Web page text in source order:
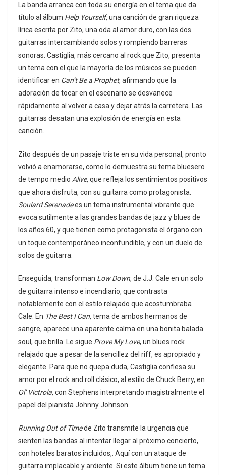
La banda arranca con toda su energía en el tema que da
título al álbum Help Yourself, una canción de gran riqueza
lírica escrita por Zito, una oda al amor duro, con las dos
guitarras intercambiando solos y rompiendo barreras
sonoras. Castiglia, más cercano al rock que Zito, presenta
un tema con el que la mayoría de los músicos se pueden
identificar en Can’t Be a Prophet, afirmando que la
adoración de tocar en el escenario se desvanece
rápidamente al volver a casa y dejar atrás la carretera. Las
guitarras desatan una explosión de energía en esta
canción.
Zito después de un pasaje triste en su vida personal, pronto
volvió a enamorarse, como lo demuestra su tema bluesero
de tempo medio Alive, que refleja los sentimientos positivos
que ahora disfruta, con su guitarra como protagonista.
Soulard Serenadees un tema instrumental vibrante que
evoca sutilmente a las grandes bandas de jazz y blues de
los años 60, y que tienen como protagonista el órgano con
un toque contemporáneo inconfundible, y con un duelo de
solos de guitarra.
Enseguida, transforman Low Down, de J.J. Cale en un solo
de guitarra intenso e incendiario, que contrasta
notablemente con el estilo relajado que acostumbraba
Cale. En The Best I Can, tema de ambos hermanos de
sangre, aparece una aparente calma en una bonita balada
soul, que brilla. Le sigue Prove My Love, un blues rock
relajado que a pesar de la sencillez del riff, es apropiado y
elegante. Para que no quepa duda, Castiglia confiesa su
amor por el rock and roll clásico, al estilo de Chuck Berry, en
Ol’ Victrola, con Stephens interpretando magistralmente el
papel del pianista Johnny Johnson.
Running Out of Timede Zito transmite la urgencia que
sienten las bandas al intentar llegar al próximo concierto,
con hoteles baratos incluidos,. Aquí con un ataque de
guitarra implacable y ardiente. Si este álbum tiene un tema